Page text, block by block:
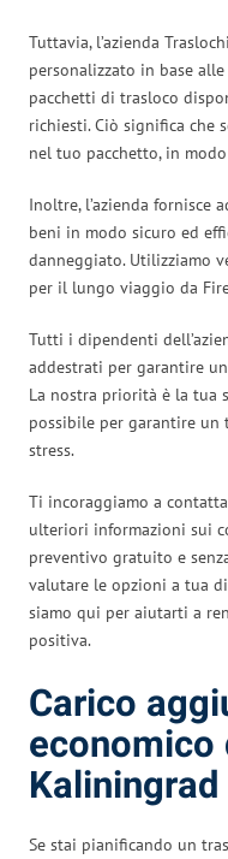
Tuttavia, l’azienda
personalizzato in base
pacchetti di trasloco
richiesti. Ciò significa che
nel tuo pacchetto, in
Inoltre, l’azienda fornisce
beni in modo sicuro ed
danneggiato. Utilizziamo
per il lungo viaggio da
Tutti i dipendenti
addestrati per garantire
La nostra priorità è la tua
possibile per garantire un
stress.
Ti incoraggiamo a
ulteriori informazioni sui
preventivo gratuito e
valutare le opzioni a tua
siamo qui per aiutarti a
positiva.
Carico
economico
Kaliningrad
Se stai pianificando un